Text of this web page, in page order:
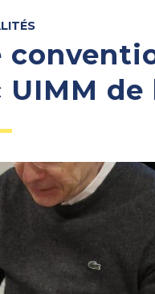
de